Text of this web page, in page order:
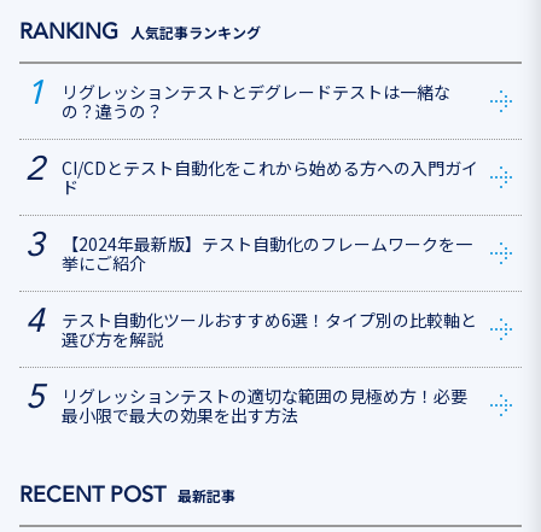
人気記事ランキング
リグレッションテストとデグレードテストは一緒な
の？違うの？
CI/CDとテスト自動化をこれから始める方への入門ガイ
ド
【2024年最新版】テスト自動化のフレームワークを一
挙にご紹介
テスト自動化ツールおすすめ6選！タイプ別の比較軸と
選び方を解説
リグレッションテストの適切な範囲の見極め方！必要
最小限で最大の効果を出す方法
最新記事